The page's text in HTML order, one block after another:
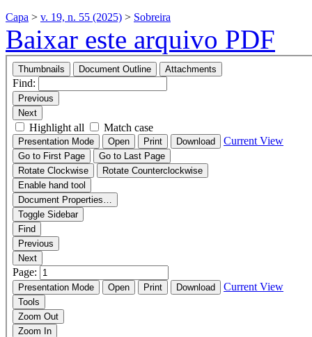
Capa > v. 19, n. 55 (2025) > Sobreira
Baixar este arquivo PDF